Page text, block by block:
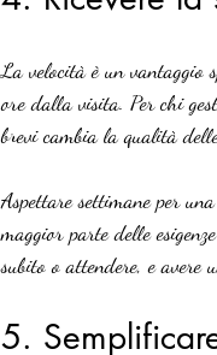
La velocità è un vantaggio
ore dalla visita. Per chi
brevi cambia la qualità
Aspettare settimane per
maggior parte delle
subito o attendere, e
5.